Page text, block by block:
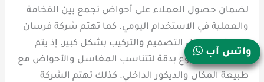
لضمان حصول العملاء على أحواض تجمع بين الفخامة
والعملية في الاستخدام اليومي. كما تهتم شركة فرسان
الخبرة بتفاصيل التصميم والتركيب بشكل كبير، إذ يتم
تنفيذ كل مشروع بدقة لتتناسب المغاسل والأحواض مع
طبيعة المكان والديكور الداخلي. كذلك تهتم الشركة
واتس آب